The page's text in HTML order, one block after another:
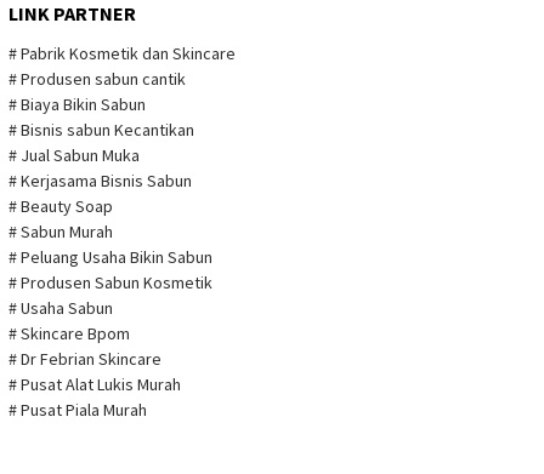
LINK PARTNER
# Pabrik Kosmetik dan Skincare
# Produsen sabun cantik
# Biaya Bikin Sabun
# Bisnis sabun Kecantikan
# Jual Sabun Muka
# Kerjasama Bisnis Sabun
# Beauty Soap
# Sabun Murah
# Peluang Usaha Bikin Sabun
# Produsen Sabun Kosmetik
# Usaha Sabun
# Skincare Bpom
# Dr Febrian Skincare
# Pusat Alat Lukis Murah
# Pusat Piala Murah